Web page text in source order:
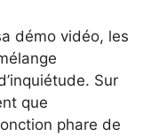
démo vidéo, les
Sur
que
phare de